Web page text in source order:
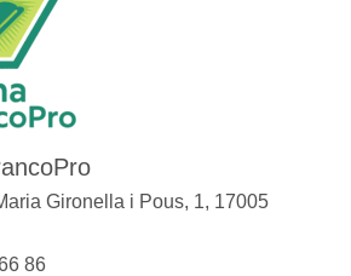
Gironella i Pous, 1, 17005
86